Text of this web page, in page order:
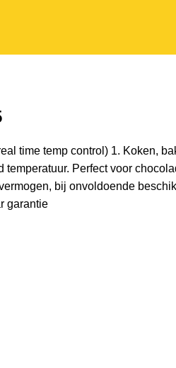
time temp control) 1. Koken,
Perfect voor
bij onvoldoende
garantie